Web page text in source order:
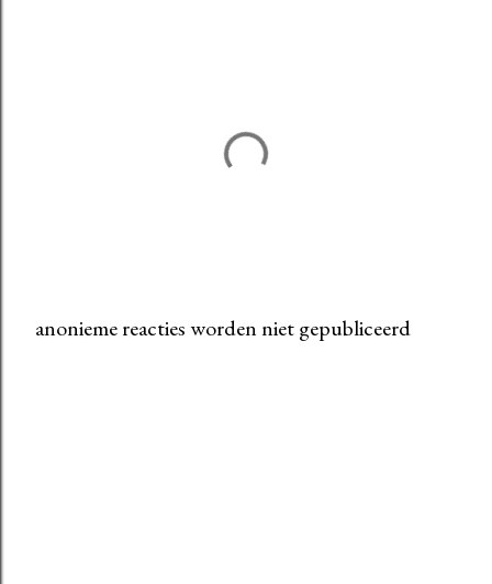
anonieme reacties worden niet gepubliceerd